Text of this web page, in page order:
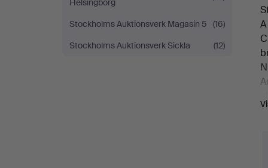
Helsingborg
Stockholms Auktionsverk Magasin 5
(16)
Stockholms Auktionsverk Sickla
(12)